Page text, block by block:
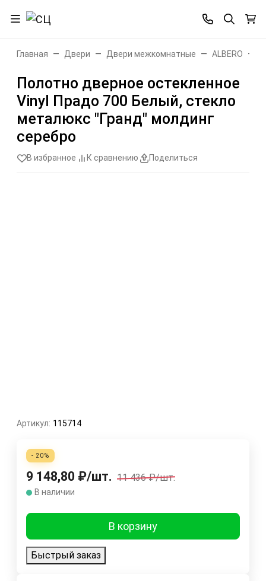
Главная Двери Двери межкомнатные ALBERO
Полотно дверное остекленное
Vinyl Прадо 700 Белый, стекло
металюкс "Гранд" молдинг
серебро
В избранное К сравнению Поделиться
Артикул: 115714
- 20%
9 148,80 ₽/шт. 11 436 ₽/шт.
В наличии
В корзину
Быстрый заказ